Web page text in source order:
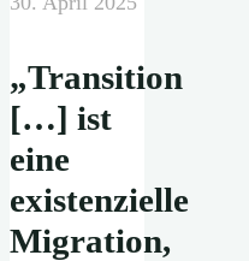
„Transition
[…] ist
eine
existenzielle
Migration,